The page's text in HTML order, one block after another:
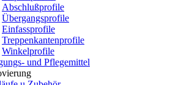
Abschlußprofile
Übergangsprofile
Einfassprofile
Treppenkantenprofile
Winkelprofile
und Pflegemittel